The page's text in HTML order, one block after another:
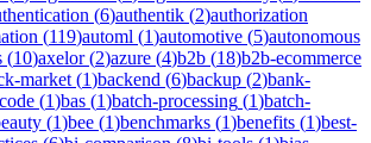
(6)authentik (2)authorization
(119)automl (1)automotive (5)autonomous
(10)axelor(2)azure (4)b2b (18)b2b-ecommerce
market (1)backend (6)backup (2)bank-
(1)bas (1)batch-processing (1)batch-
(1)bee (1)benchmarks (1)benefits (1)best-